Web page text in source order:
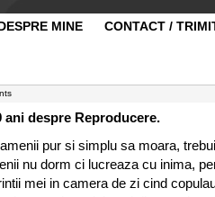
MINE CONTACT /
ani despre Reproducere.
pur si simplu sa moara,
nu dorm ci lucreaza cu inima,
mei in camera de zi cind